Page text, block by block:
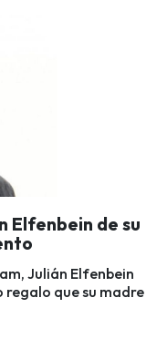
Elfenbein de su
Julián Elfenbein
que su madre